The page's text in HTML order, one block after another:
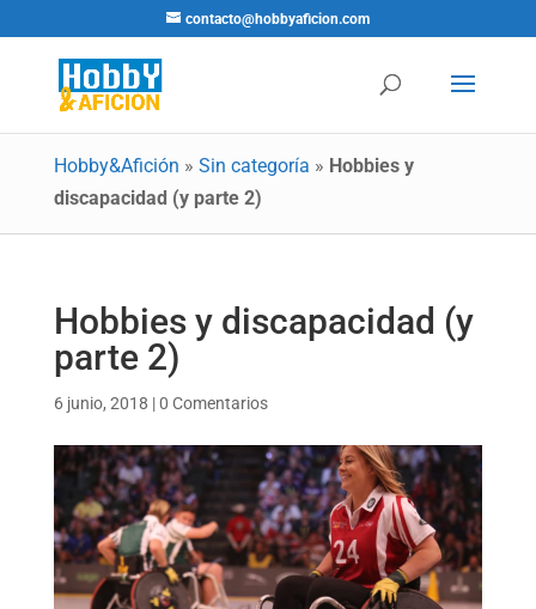
contacto@hobbyaficion.com
Hobby&Afición » Sin categoría » Hobbies y
discapacidad (y parte 2)
Hobbies y discapacidad (y
parte 2)
6 junio, 2018 |0 Comentarios